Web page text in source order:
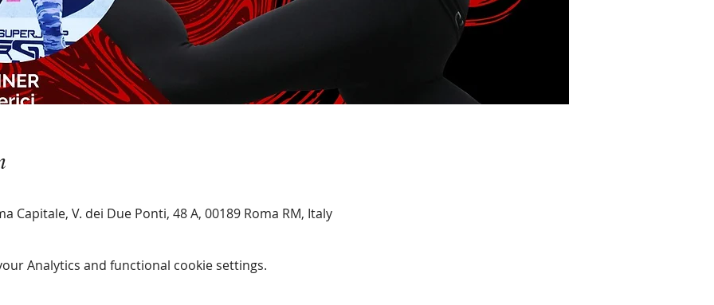
Capitale, V. dei Due Ponti, 48 A, 00189 Roma RM, Italy
Analytics and functional cookie settings.